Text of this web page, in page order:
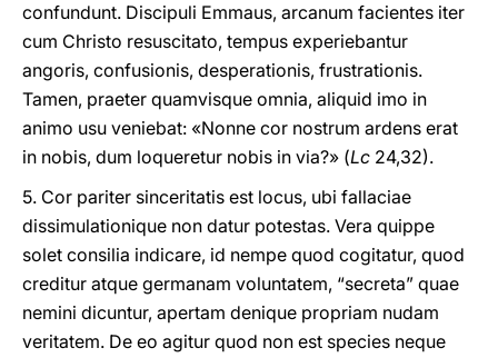
confundunt. Discipuli Emmaus, arcanum facientes iter
cum Christo resuscitato, tempus experiebantur
angoris, confusionis, desperationis, frustrationis.
Tamen, praeter quamvisque omnia, aliquid imo in
animo usu veniebat: «Nonne cor nostrum ardens erat
in nobis, dum loqueretur nobis in via?» (Lc 24,32).
5. Cor pariter sinceritatis est locus, ubi fallaciae
dissimulationique non datur potestas. Vera quippe
solet consilia indicare, id nempe quod cogitatur, quod
creditur atque germanam voluntatem, “secreta” quae
nemini dicuntur, apertam denique propriam nudam
veritatem. De eo agitur quod non est species neque